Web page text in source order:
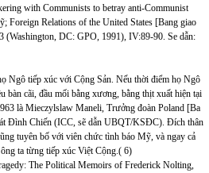
with Communists to betray anti-Communist
Foreign Relations of the United States [Bang giao
(Washington, DC: GPO, 1991), IV:89-90. Se dẫn:
Ngô tiếp xúc với Cộng Sản. Nếu thời điểm họ Ngô
bàn cãi, đầu mối bằng xương, bằng thịt xuất hiện tại
là Mieczylslaw Maneli, Trưởng đoàn Poland [Ba
Đình Chiến (ICC, sẽ dẫn UBQT/KSĐC). Đích thân
tuyên bố với viên chức tình báo Mỹ, và ngay cả
ta từng tiếp xúc Việt Cộng.( 6)
The Political Memoirs of Frederick Nolting,